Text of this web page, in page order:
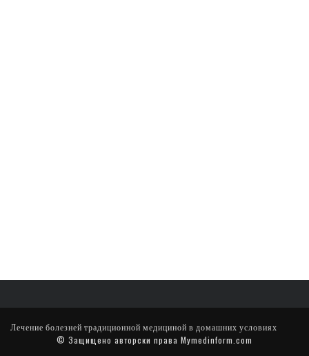
Лечение болезней традиционной медициной в домашних условиях
© Защищено авторски права Mymedinform.com